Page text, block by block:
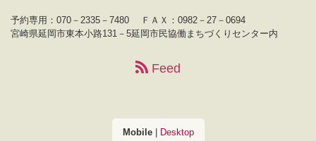
予約専用：070－2335－7480
ＦＡＸ：0982－27－0694
宮崎県延岡市東本小路131－5延岡市民協働まちづくりセンター内
Feed
Mobile| Desktop